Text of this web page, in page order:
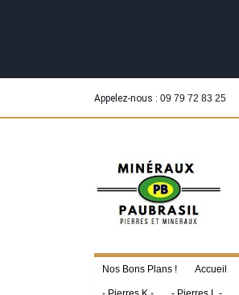
Appelez-nous : 09 79 72 83 25
Nos Bons Plans ! Accueil